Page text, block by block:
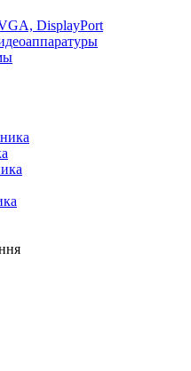
DisplayPort